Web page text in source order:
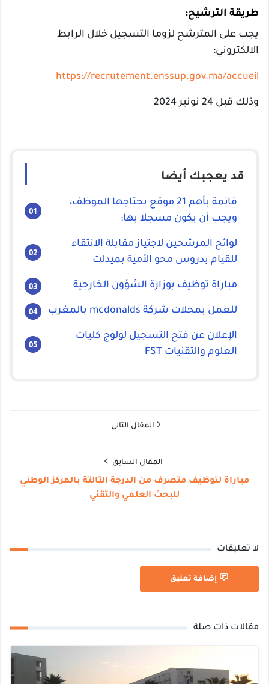
طريقة الترشيح:
يجب على المترشح لزوما التسجيل خلال الرابط
الالكتروني:
https://recrutement.enssup.gov.ma/accueil
وذلك قبل 24 نونبر 2024
قد يعجبك أيضا
قائمة بأهم 21 موقع يحتاجها الموظف،
ويجب أن يكون مسجلا بها:
لوائح المرشحين لاجتياز مقابلة الانتقاء
للقيام بدروس محو الأمية بميدلت
مباراة توظيف بوزارة الشؤون الخارجية
للعمل بمحلات شركة mcdonalds بالمغرب
الإعلان عن فتح التسجيل لولوج كليات
العلوم والتقنيات FST
المقال التالي
المقال السابق
مباراة لتوظيف متصرف من الدرجة التالتة بالمركز الوطني
للبحث العلمي والتقني
لا تعليقات
إضافة تعليق
مقالات ذات صلة